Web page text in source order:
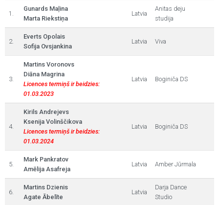
1.
Gunards Maļina
Marta Riekstiņa
Latvia
Anitas deju
studija
2.
Everts Opolais
Sofija Ovsjankina
Latvia Viva
3.
Martins Voronovs
Diāna Magrina
Licences termiņš ir beidzies:
01.03.2023
Latvia Boginiča DS
4.
Kirils Andrejevs
Ksenija Volinščikova
Licences termiņš ir beidzies:
01.03.2024
Latvia Boginiča DS
5.
Mark Pankratov
Amēlija Asafreja
Latvia Amber Jūrmala
6.
Martins Dzienis
Agate Ābelīte
Latvia
Darja Dance
Studio